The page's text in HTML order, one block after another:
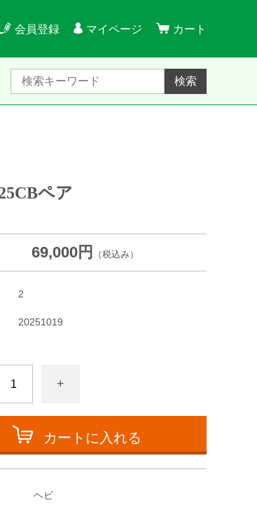
会員登録 マイページ カート
検索
ペア
69,000円 （税込み）
2
20251019
+
カートに入れる
ヘビ